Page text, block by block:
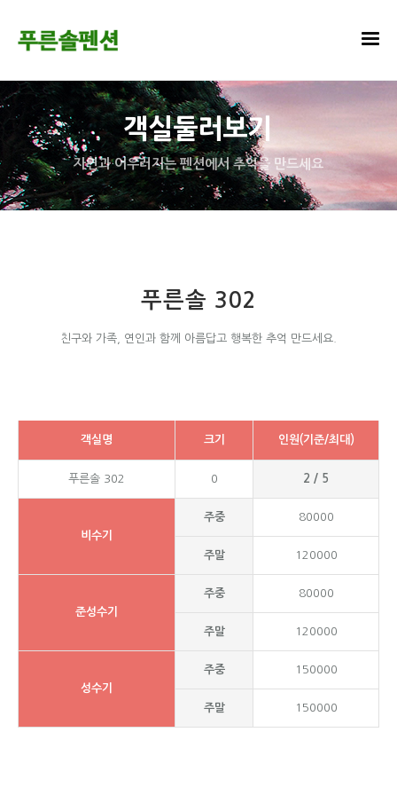
객실둘러보기
자연과 어우러지는 펜션에서 추억을 만드세요
푸른솔 302
친구와 가족, 연인과 함께 아름답고 행복한 추억 만드세요.
객실명 크기 인원(기준/최대)
푸른솔 302 0 2 / 5
비수기
주중 80000
주말 120000
준성수기
주중 80000
주말 120000
성수기
주중 150000
주말 150000